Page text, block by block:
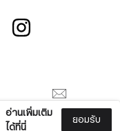
อ่านเพิ่มเติม
ได้ที่นี่
ยอมรับ